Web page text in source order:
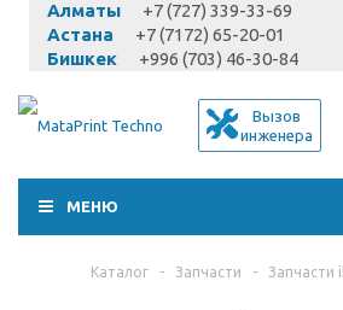
Алматы
+7 (727) 339-33-69
Астана
+7 (7172) 65-20-01
Бишкек
+996 (703) 46-30-84
Вызов
инженера
МЕНЮ
Каталог - Запчасти - Запчасти